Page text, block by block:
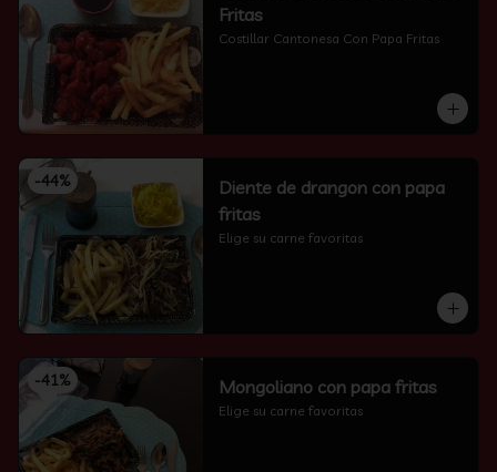
Fritas
Costillar Cantonesa Con Papa Fritas
-44%
Diente de drangon con papa
fritas
Elige su carne favoritas
-41% Mongoliano con papa fritas
Elige su carne favoritas